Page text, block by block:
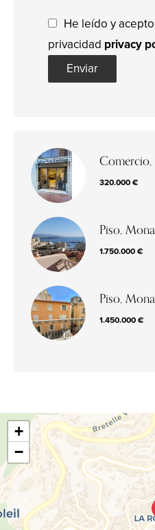
He leído y
privacidad privacy
Enviar
320.000 €
Piso,
1.750.000 €
Piso,
1.450.000 €
+
−